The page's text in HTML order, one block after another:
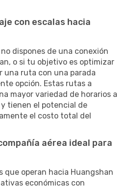
con escalas hacia
dispones de una conexión
o si tu objetivo es optimizar
una ruta con una parada
opción. Estas rutas a
mayor variedad de horarios a
tienen el potencial de
el costo total del
aérea ideal para
que operan hacia Huangshan
económicas con